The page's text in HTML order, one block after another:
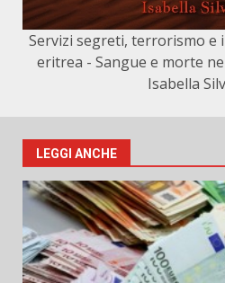
Servizi segreti, terrorismo e
eritrea - Sangue e morte
Isabella
LEGGI ANCHE